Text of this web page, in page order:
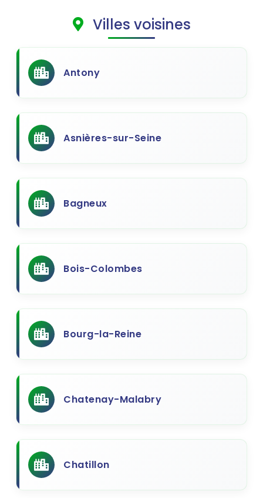
Villes voisines
Antony
Asnières-sur-Seine
Bagneux
Bois-Colombes
Bourg-la-Reine
Chatenay-Malabry
Chatillon